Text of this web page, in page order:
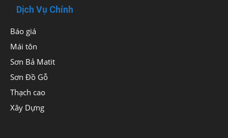
Dịch Vụ Chính
Báo giá
Mái tôn
Sơn Bả Matit
Sơn Đồ Gỗ
Thạch cao
Xây Dựng